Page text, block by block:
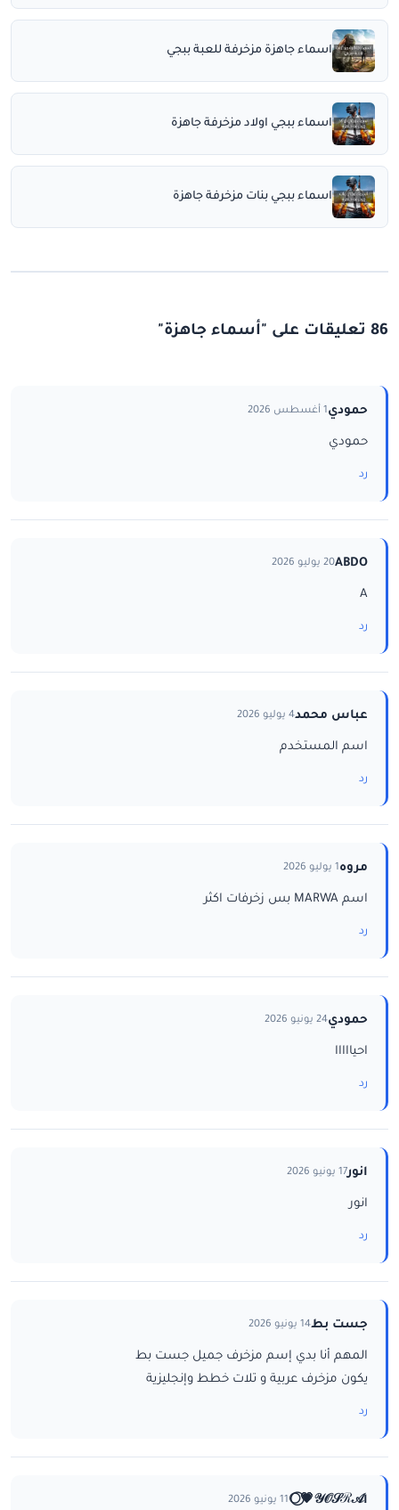
اسماء جاهزة مزخرفة للعبة ببجي
اسماء ببجي اولاد مزخرفة جاهزة
اسماء ببجي بنات مزخرفة جاهزة
86 تعليقات على "أسماء جاهزة"
حمودي1 أغسطس 2026
حمودي
رد
ABDO20 يوليو 2026
A
رد
عباس محمد4 يوليو 2026
اسم المستخدم
رد
مروه1 يوليو 2026
اسم MARWA بس زخرفات اكثر
رد
حمودي24 يونيو 2026
احيااااا
رد
انور17 يونيو 2026
انور
رد
جست بط14 يونيو 2026
المهم أنا بدي إسم مزخرف جميل جست بط
يكون مزخرف عربية و تلات خطط وإنجليزية
رد
ا𝒴𝒪𝒮ℛ𝒜💗⃝🌕 11 يونيو 2026